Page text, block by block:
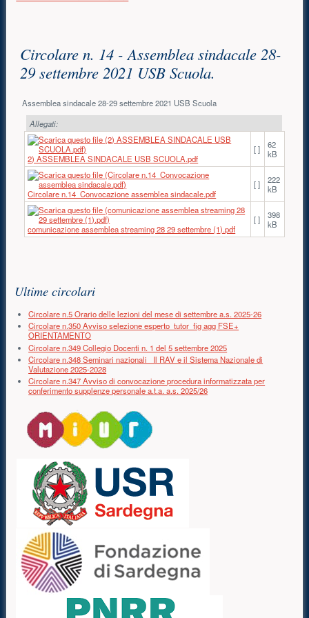
Circolare n. 14 - Assemblea sindacale 28-
29 settembre 2021 USB Scuola.
Assemblea sindacale 28-29 settembre 2021 USB Scuola
Allegati:
2) ASSEMBLEA SINDACALE USB SCUOLA.pdf
[ ]
62
kB
Circolare n.14_Convocazione assemblea sindacale.pdf
[ ]
222
kB
comunicazione assemblea streaming 28 29 settembre (1).pdf
[ ]
398
kB
Ultime circolari
Circolare n.5 Orario delle lezioni del mese di settembre a.s. 2025-26
Circolare n.350 Avviso selezione esperto_tutor_fig agg FSE+
ORIENTAMENTO
Circolare n.349 Collegio Docenti n. 1 del 5 settembre 2025
Circolare n.348 Seminari nazionali _Il RAV e il Sistema Nazionale di
Valutazione 2025-2028
Circolare n.347 Avviso di convocazione procedura informatizzata per
conferimento supplenze personale a.t.a. a.s. 2025/26